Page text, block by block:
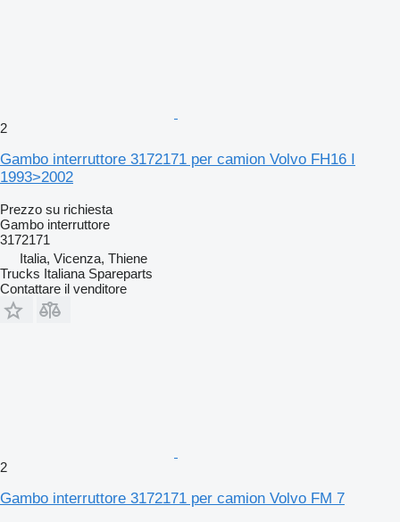
2
Gambo interruttore 3172171 per camion Volvo FH16 I
1993>2002
Prezzo su richiesta
Gambo interruttore
3172171
Italia, Vicenza, Thiene
Trucks Italiana Spareparts
Contattare il venditore
2
Gambo interruttore 3172171 per camion Volvo FM 7